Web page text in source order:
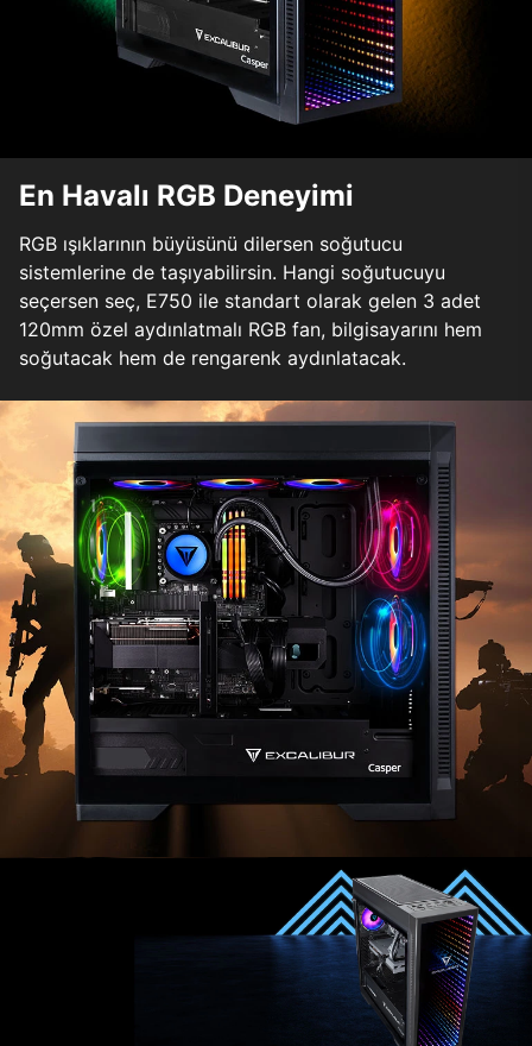
En Havalı RGB Deneyimi
RGB ışıklarının büyüsünü dilersen soğutucu
sistemlerine de taşıyabilirsin. Hangi soğutucuyu
seçersen seç, E750 ile standart olarak gelen 3 adet
120mm özel aydınlatmalı RGB fan, bilgisayarını hem
soğutacak hem de rengarenk aydınlatacak.